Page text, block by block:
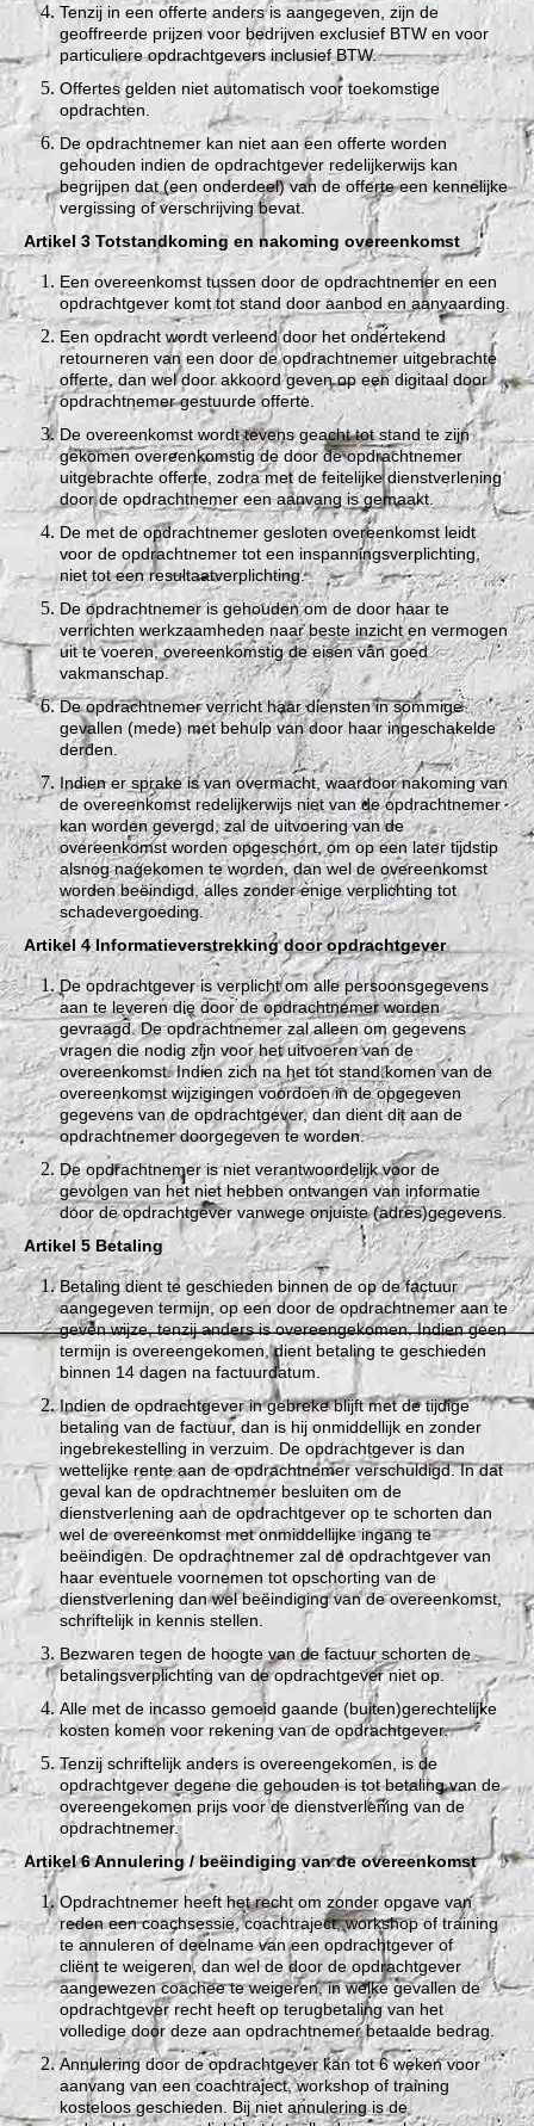
Tenzij in een offerte anders is aangegeven, zijn de
geoffreerde prijzen voor bedrijven exclusief BTW en voor
particuliere opdrachtgevers inclusief BTW.
Offertes gelden niet automatisch voor toekomstige
opdrachten.
De opdrachtnemer kan niet aan een offerte worden
gehouden indien de opdrachtgever redelijkerwijs kan
begrijpen dat (een onderdeel) van de offerte een kennelijke
vergissing of verschrijving bevat.
Artikel 3 Totstandkoming en nakoming overeenkomst
Een overeenkomst tussen door de opdrachtnemer en een
opdrachtgever komt tot stand door aanbod en aanvaarding.
Een opdracht wordt verleend door het ondertekend
retourneren van een door de opdrachtnemer uitgebrachte
offerte, dan wel door akkoord geven op een digitaal door
opdrachtnemer gestuurde offerte.
De overeenkomst wordt tevens geacht tot stand te zijn
gekomen overeenkomstig de door de opdrachtnemer
uitgebrachte offerte, zodra met de feitelijke dienstverlening
door de opdrachtnemer een aanvang is gemaakt.
De met de opdrachtnemer gesloten overeenkomst leidt
voor de opdrachtnemer tot een inspanningsverplichting,
niet tot een resultaatverplichting.
De opdrachtnemer is gehouden om de door haar te
verrichten werkzaamheden naar beste inzicht en vermogen
uit te voeren, overeenkomstig de eisen van goed
vakmanschap.
De opdrachtnemer verricht haar diensten in sommige
gevallen (mede) met behulp van door haar ingeschakelde
derden.
Indien er sprake is van overmacht, waardoor nakoming van
de overeenkomst redelijkerwijs niet van de opdrachtnemer
kan worden gevergd, zal de uitvoering van de
overeenkomst worden opgeschort, om op een later tijdstip
alsnog nagekomen te worden, dan wel de overeenkomst
worden beëindigd, alles zonder enige verplichting tot
schadevergoeding.
Artikel 4 Informatieverstrekking door opdrachtgever
De opdrachtgever is verplicht om alle persoonsgegevens
aan te leveren die door de opdrachtnemer worden
gevraagd. De opdrachtnemer zal alleen om gegevens
vragen die nodig zijn voor het uitvoeren van de
overeenkomst. Indien zich na het tot stand komen van de
overeenkomst wijzigingen voordoen in de opgegeven
gegevens van de opdrachtgever, dan dient dit aan de
opdrachtnemer doorgegeven te worden.
De opdrachtnemer is niet verantwoordelijk voor de
gevolgen van het niet hebben ontvangen van informatie
door de opdrachtgever vanwege onjuiste (adres)gegevens.
Artikel 5 Betaling
Betaling dient te geschieden binnen de op de factuur
aangegeven termijn, op een door de opdrachtnemer aan te
geven wijze, tenzij anders is overeengekomen. Indien geen
termijn is overeengekomen, dient betaling te geschieden
binnen 14 dagen na factuurdatum.
Indien de opdrachtgever in gebreke blijft met de tijdige
betaling van de factuur, dan is hij onmiddellijk en zonder
ingebrekestelling in verzuim. De opdrachtgever is dan
wettelijke rente aan de opdrachtnemer verschuldigd. In dat
geval kan de opdrachtnemer besluiten om de
dienstverlening aan de opdrachtgever op te schorten dan
wel de overeenkomst met onmiddellijke ingang te
beëindigen. De opdrachtnemer zal de opdrachtgever van
haar eventuele voornemen tot opschorting van de
dienstverlening dan wel beëindiging van de overeenkomst,
schriftelijk in kennis stellen.
Bezwaren tegen de hoogte van de factuur schorten de
betalingsverplichting van de opdrachtgever niet op.
Alle met de incasso gemoeid gaande (buiten)gerechtelijke
kosten komen voor rekening van de opdrachtgever.
Tenzij schriftelijk anders is overeengekomen, is de
opdrachtgever degene die gehouden is tot betaling van de
overeengekomen prijs voor de dienstverlening van de
opdrachtnemer.
Artikel 6 Annulering / beëindiging van de overeenkomst
Opdrachtnemer heeft het recht om zonder opgave van
reden een coachsessie, coachtraject, workshop of training
te annuleren of deelname van een opdrachtgever of
cliënt te weigeren, dan wel de door de opdrachtgever
aangewezen coachee te weigeren, in welke gevallen de
opdrachtgever recht heeft op terugbetaling van het
volledige door deze aan opdrachtnemer betaalde bedrag.
Annulering door de opdrachtgever kan tot 6 weken voor
aanvang van een coachtraject, workshop of training
kosteloos geschieden. Bij niet annulering is de